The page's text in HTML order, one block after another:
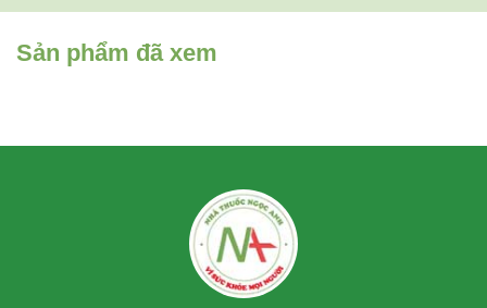
Sản phẩm đã xem